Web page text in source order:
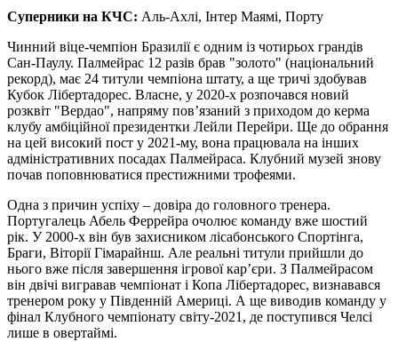
Суперники на КЧС: Аль-Ахлі, Інтер Маямі, Порту
Чинний віце-чемпіон Бразилії є одним із чотирьох грандів
Сан-Паулу. Палмейрас 12 разів брав "золото" (національний
рекорд), має 24 титули чемпіона штату, а ще тричі здобував
Кубок Лібертадорес. Власне, у 2020-х розпочався новий
розквіт "Вердао", напряму пов’язаний з приходом до керма
клубу амбіційної президентки Лейли Перейри. Ще до обрання
на цей високий пост у 2021-му, вона працювала на інших
адміністративних посадах Палмейраса. Клубний музей знову
почав поповнюватися престижними трофеями.
Одна з причин успіху – довіра до головного тренера.
Португалець Абель Феррейра очолює команду вже шостий
рік. У 2000-х він був захисником лісабонського Спортінга,
Браги, Віторії Гімарайнш. Але реальні титули прийшли до
нього вже після завершення ігрової кар’єри. З Палмейрасом
він двічі вигравав чемпіонат і Копа Лібертадорес, визнавався
тренером року у Південній Америці. А ще виводив команду у
фінал Клубного чемпіонату світу-2021, де поступився Челсі
лише в овертаймі.